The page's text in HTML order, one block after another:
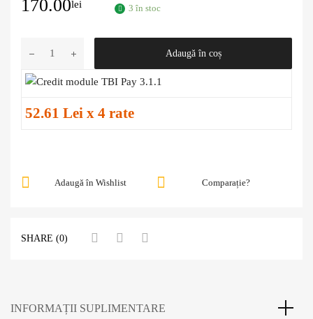
170.00lei 3 în stoc
Adaugă în coș
52.61 Lei x 4 rate
Comparație?
Adaugă în Wishlist
SHARE (0)
INFORMAȚII SUPLIMENTARE